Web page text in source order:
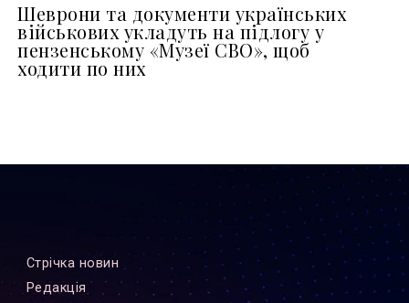
Шеврони та документи українських
військових укладуть на підлогу у
пензенському «Музеї СВО», щоб
ходити по них
Стрiчка новин
Редакцiя